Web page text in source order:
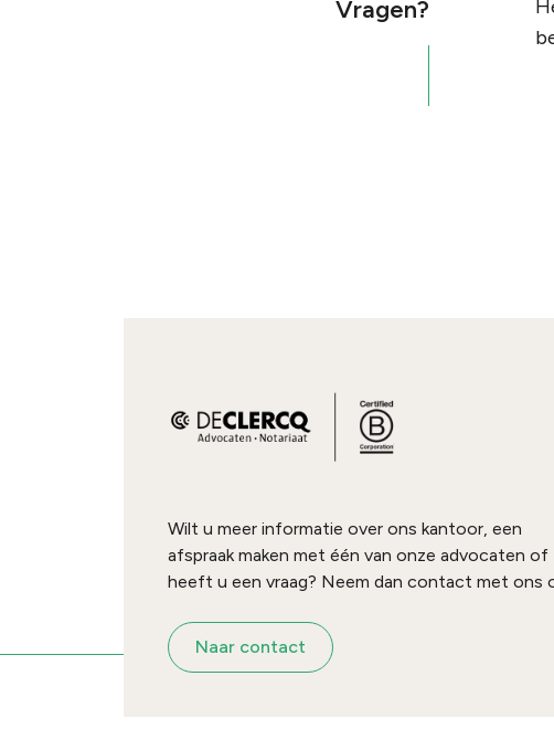
Vragen?
Wilt u meer informatie over ons kantoor, een
afspraak maken met één van onze advocaten of
heeft u een vraag? Neem dan contact met ons
Naar contact